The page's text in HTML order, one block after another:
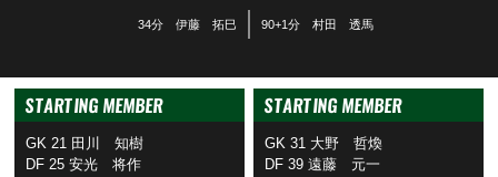
34分 伊藤 拓巳 90+1分 村田 透馬
STARTING MEMBER
GK 21 田川 知樹
DF 25 安光 将作
STARTING MEMBER
GK 31 大野 哲煥
DF 39 遠藤 元一